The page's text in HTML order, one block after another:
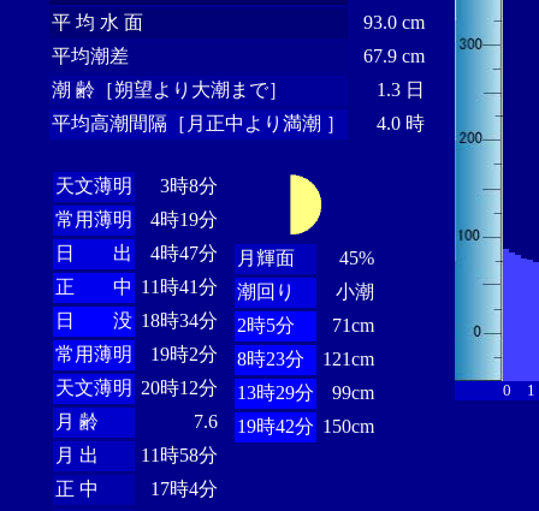
平 均 水 面
93.0 cm
平均潮差
67.9 cm
潮 齢［朔望より大潮まで］
1.3 日
平均高潮間隔［月正中より満潮 ］
4.0 時
天文薄明
3時8分
常用薄明
4時19分
日 出
4時47分
正 中 11時41分
日 没 18時34分
常用薄明
19時2分
天文薄明 20時12分
月 齢
7.6
月 出
11時58分
正 中
17時4分
月輝面
45%
潮回り
小潮
2時5分
71cm
8時23分
121cm
13時29分
99cm
19時42分 150cm
0 1